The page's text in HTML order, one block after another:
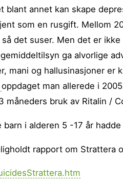
blant annet kan skape
som en rusgift. Mellom
så det suser. Men det er
ga alvorlige
mani og hallusinasjoner
oppdaget man allerede i
måneders bruk av Ritalin /
i alderen 5 -17 år
rapport om Strattera